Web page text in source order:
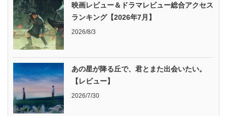
映画レビュー＆ドラマレビュー総合アクセス
ランキング【2026年7月】
2026/8/3
あの星が降る丘で、君とまた出会いたい。
【レビュー】
2026/7/30